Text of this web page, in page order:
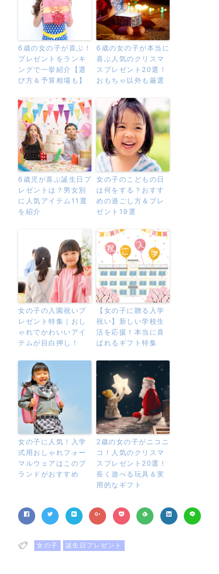
6歳の女の子が喜ぶ！
プレゼントをランキ
ングで一挙紹介【選
び方＆予算相場も】
6歳の女の子が本当に
喜ぶ人気のクリスマ
スプレゼント20選！
おもちゃ以外も厳選
6歳児が喜ぶ誕生日プ
レゼントは？男女別
に人気アイテム11選
を紹介
女の子のこどもの日
は何をする？おすす
めの過ごし方＆プレ
ゼント19選
女の子の入園祝いプ
レゼント特集｜おし
ゃれでかわいいアイ
テムが目白押し！
【女の子に贈る入学
祝い】新しい学校生
活を応援！本当に喜
ばれるギフト特集
女の子に人気！入学
式用おしゃれフォー
マルウェアはこのブ
ランドがおすすめ
2歳の女の子がニコニ
コ！人気のクリスマ
スプレゼント20選！
長く遊べる玩具＆実
用的なギフト
女の子 誕生日プレゼント